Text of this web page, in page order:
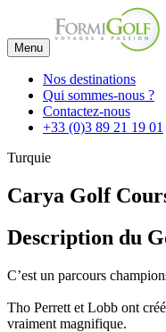
Menu
Nos destinations
Qui sommes-nous ?
Contactez-nous
+33 (0)3 89 21 19 01
Turquie
Carya Golf
Description du
C’est un parcours
Tho Perrett et Lobb ont
vraiment magnifique.